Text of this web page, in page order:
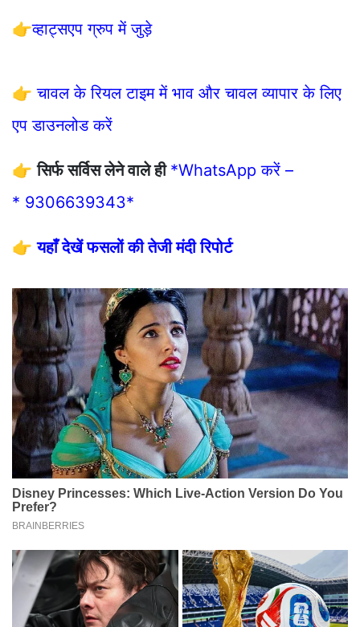
👉व्हाट्सएप ग्रुप में जुड़े
👉चावल के रियल टाइम में भाव और चावल व्यापार के लिए
एप डाउनलोड करें
👉सिर्फ सर्विस लेने वाले ही *WhatsApp करें –
* 9306639343*
👉यहाँ देखें फसलों की तेजी मंदी रिपोर्ट